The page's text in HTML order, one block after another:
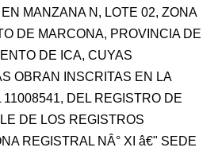
MANZANA N, LOTE 02, ZONA
DE MARCONA, PROVINCIA DE
DE ICA, CUYAS
OBRAN INSCRITAS EN LA
DEL REGISTRO DE
DE LOS REGISTROS
REGISTRAL NÂ° XI â€" SEDE